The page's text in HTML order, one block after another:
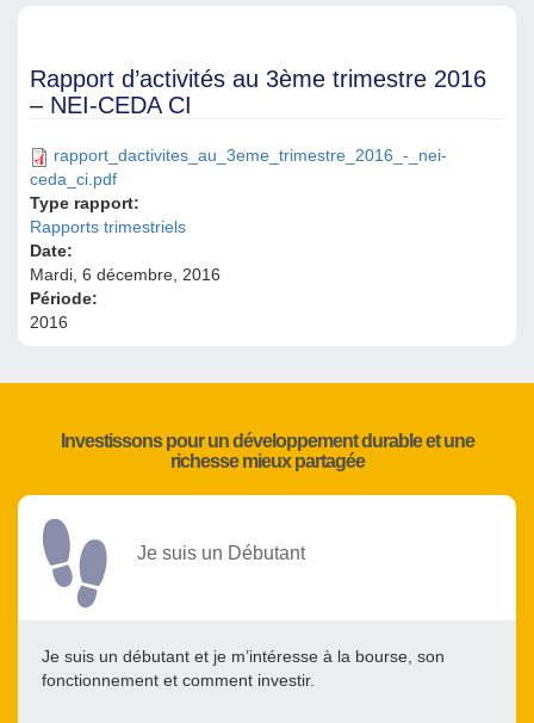
Rapport d’activités au 3ème trimestre 2016
– NEI-CEDA CI
rapport_dactivites_au_3eme_trimestre_2016_-_nei-
ceda_ci.pdf
Type rapport:
Rapports trimestriels
Date:
Mardi, 6 décembre, 2016
Période:
2016
Investissons pour un développement durable et une
richesse mieux partagée
Je suis un Débutant
Je suis un débutant et je m’intéresse à la bourse, son
fonctionnement et comment investir.